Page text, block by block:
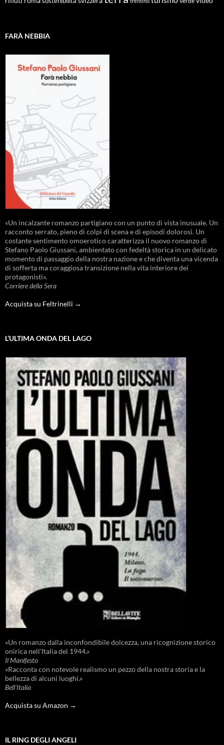
FARÀ NEBBIA
«Un incalzante romanzo partigiano con un punto di vista inusuale. Un
racconto serrato, pieno di colpi di scena e di episodi dolorosi. Un
costante sentimento omoerotico caratterizza il nuovo romanzo di
Stefano Paolo Giussani, ambientato con fedeltà storica in un delicato
momento di passaggio della nostra nazione e che diventa una vicenda
di sofferta ma coraggiosa transizione nella vita interiore dei
protagonisti».
Corriere della Sera
Acquista su Feltrinelli →
L’ULTIMA ONDA DEL LAGO
«Un romanzo dalla inconfondibile dolcezza, una ricognizione storico
onirica nell'Italia del 1944.»
Il Manifesto
«Racconta con notevole realismo un pezzo della nostra storia e la
bellezza di alcuni luoghi.»
Bell'Italia
Acquista su Amazon →
IL RING DEGLI ANGELI